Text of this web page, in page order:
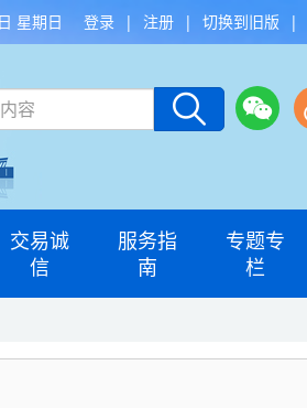
星期日 登录 | 注册 | 切换到旧版 |
交易诚
信
服务指
南
专题专
栏